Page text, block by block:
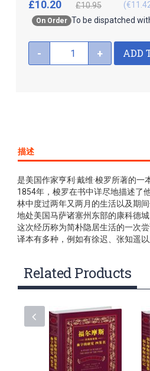
On Order To be dispatched
£10.20 £10.95
- + ADD
描述
是美国作家亨利·戴维·梭罗所著的
1854年，梭罗在书中详尽地描述了
林中度过两年又两月的生活以及期
地处美国马萨诸塞州东部的康科德
这次经历称为简朴隐居生活的一次
译本有多种，例如有徐迟、张知遥以
Related Products